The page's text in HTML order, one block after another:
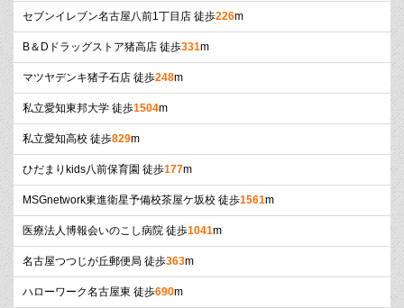
セブンイレブン名古屋八前1丁目店 徒歩226m
B＆Dドラッグストア猪高店 徒歩331m
マツヤデンキ猪子石店 徒歩248m
私立愛知東邦大学 徒歩1504m
私立愛知高校 徒歩829m
ひだまりkids八前保育園 徒歩177m
MSGnetwork東進衛星予備校茶屋ケ坂校 徒歩1561m
医療法人博報会いのこし病院 徒歩1041m
名古屋つつじが丘郵便局 徒歩363m
ハローワーク名古屋東 徒歩690m